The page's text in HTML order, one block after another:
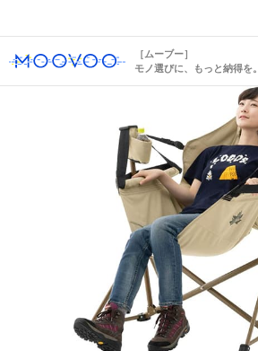
［ムーブー］
モノ選びに、もっと納得を。